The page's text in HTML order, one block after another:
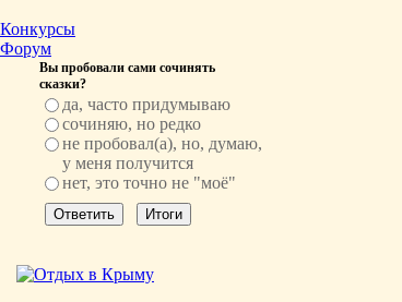
Конкурсы
Форум
Вы пробовали сами сочинять
сказки?
да, часто придумываю
сочиняю, но редко
не пробовал(а), но, думаю,
у меня получится
нет, это точно не "моё"